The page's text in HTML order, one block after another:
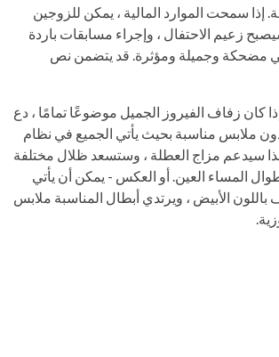
إذا سمحت الموارد المالية ، يمكن للزوجين
زعيم الاحتفال ، وإجراء مسابقات باردة
مضحكة وجميلة ومؤثرة. قد يتضمن نص
كان زفاف الفيروز الجميل موضوعًا تمامًا ، دع
ملابس مناسبة بحيث يأتي الجميع في نظام
سيدعم مزاج العطلة ، وستسعد ظلال مختلفة
المساء العين. أو العكس - يمكن أن يأتي
الأبيض ، ويرتدي أبطال المناسبة ملابس